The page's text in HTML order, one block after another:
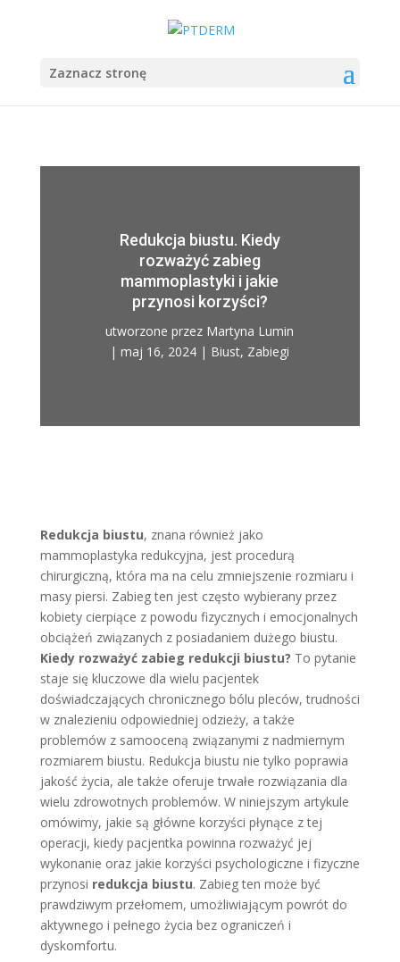
Zaznacz stronę
Redukcja biustu. Kiedy
rozważyć zabieg
mammoplastyki i jakie
przynosi korzyści?
utworzone przez Martyna Lumin
|maj 16, 2024 | Biust, Zabiegi
Redukcja biustu, znana również jako
mammoplastyka redukcyjna, jest procedurą
chirurgiczną, która ma na celu zmniejszenie rozmiaru i
masy piersi. Zabieg ten jest często wybierany przez
kobiety cierpiące z powodu fizycznych i emocjonalnych
obciążeń związanych z posiadaniem dużego biustu.
Kiedy rozważyć zabieg redukcji biustu? To pytanie
staje się kluczowe dla wielu pacjentek
doświadczających chronicznego bólu pleców, trudności
w znalezieniu odpowiedniej odzieży, a także
problemów z samooceną związanymi z nadmiernym
rozmiarem biustu. Redukcja biustu nie tylko poprawia
jakość życia, ale także oferuje trwałe rozwiązania dla
wielu zdrowotnych problemów. W niniejszym artykule
omówimy, jakie są główne korzyści płynące z tej
operacji, kiedy pacjentka powinna rozważyć jej
wykonanie oraz jakie korzyści psychologiczne i fizyczne
przynosi redukcja biustu. Zabieg ten może być
prawdziwym przełomem, umożliwiającym powrót do
aktywnego i pełnego życia bez ograniczeń i
dyskomfortu.